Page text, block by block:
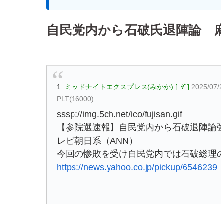
自民党内から石破氏退陣論
1: ミッドナイトエクスプレス(みかか) [ﾆﾀﾞ] 2025/07/
PLT(16000)
sssp://img.5ch.net/ico/fujisan.gif
【参院選速報】自民党内から石破退陣
レビ朝日系（ANN）
今回の惨敗を受け自民党内では石破総理
https://news.yahoo.co.jp/pickup/6546239